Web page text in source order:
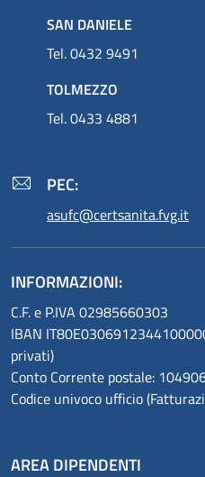
SAN DANIELE
Tel. 0432 9491
TOLMEZZO
Tel. 0433 4881
PEC:
asufc@certsanita.fvg.it
INFORMAZIONI:
C.F. e P.IVA 02985660303
IBAN
privati)
Conto Corrente postale:
Codice univoco ufficio
AREA DIPENDENTI